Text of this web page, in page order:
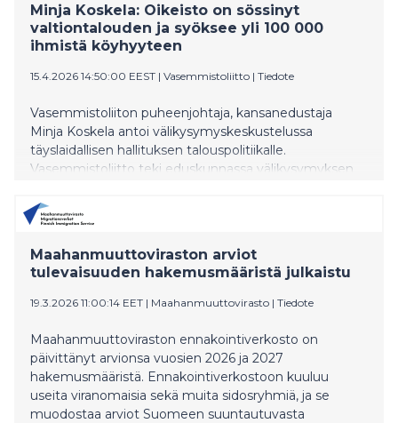
Minja Koskela: Oikeisto on sössinyt
valtiontalouden ja syöksee yli 100 000
ihmistä köyhyyteen
15.4.2026 14:50:00 EEST | Vasemmistoliitto | Tiedote
Vasemmistoliiton puheenjohtaja, kansanedustaja
Minja Koskela antoi välikysymyskeskustelussa
täyslaidallisen hallituksen talouspolitiikalle.
Vasemmistoliitto teki eduskunnassa välikysymyksen
Maahanmuuttoviraston arviot
tulevaisuuden hakemusmääristä julkaistu
19.3.2026 11:00:14 EET | Maahanmuuttovirasto | Tiedote
Maahanmuuttoviraston ennakointiverkosto on
päivittänyt arvionsa vuosien 2026 ja 2027
hakemusmääristä. Ennakointiverkostoon kuuluu
useita viranomaisia sekä muita sidosryhmiä, ja se
muodostaa arviot Suomeen suuntautuvasta